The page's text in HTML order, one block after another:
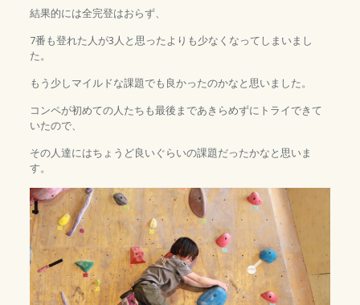
結果的には全完登はおらず、
7番も登れた人が3人と思ったよりも少なくなってしまいまし
た。
もう少しマイルドな課題でも良かったのかなと思いました。
コンペが初めての人たちも最後まであきらめずにトライできて
いたので、
その人達にはちょうど良いぐらいの課題だったかなと思いま
す。